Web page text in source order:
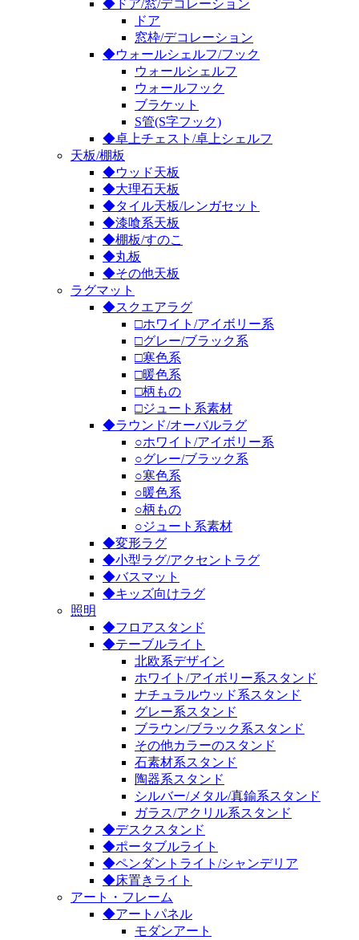
◆ドア/窓/デコレーション
ドア
窓枠/デコレーション
◆ウォールシェルフ/フック
ウォールシェルフ
ウォールフック
ブラケット
S管(S字フック)
◆卓上チェスト/卓上シェルフ
天板/棚板
◆ウッド天板
◆大理石天板
◆タイル天板/レンガセット
◆漆喰系天板
◆棚板/すのこ
◆丸板
◆その他天板
ラグマット
◆スクエアラグ
□ホワイト/アイボリー系
□グレー/ブラック系
□寒色系
□暖色系
□柄もの
□ジュート系素材
◆ラウンド/オーバルラグ
○ホワイト/アイボリー系
○グレー/ブラック系
○寒色系
○暖色系
○柄もの
○ジュート系素材
◆変形ラグ
◆小型ラグ/アクセントラグ
◆バスマット
◆キッズ向けラグ
照明
◆フロアスタンド
◆テーブルライト
北欧系デザイン
ホワイト/アイボリー系スタンド
ナチュラルウッド系スタンド
グレー系スタンド
ブラウン/ブラック系スタンド
その他カラーのスタンド
石素材系スタンド
陶器系スタンド
シルバー/メタル/真鍮系スタンド
ガラス/アクリル系スタンド
◆デスクスタンド
◆ポータブルライト
◆ペンダントライト/シャンデリア
◆床置きライト
アート・フレーム
◆アートパネル
モダンアート